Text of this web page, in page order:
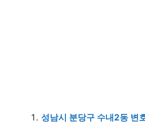
성남시 분당구 수내2동 변